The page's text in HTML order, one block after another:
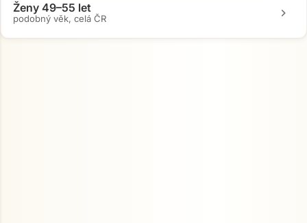
Ženy 49–55 let
podobný věk, celá ČR chevron_right